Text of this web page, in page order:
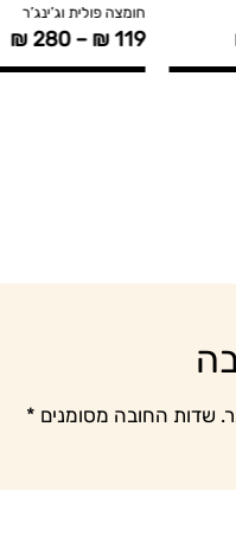
חומצה פולית וג’ינג’ר
₪119
–
₪280
שדות החובה מסומנים *